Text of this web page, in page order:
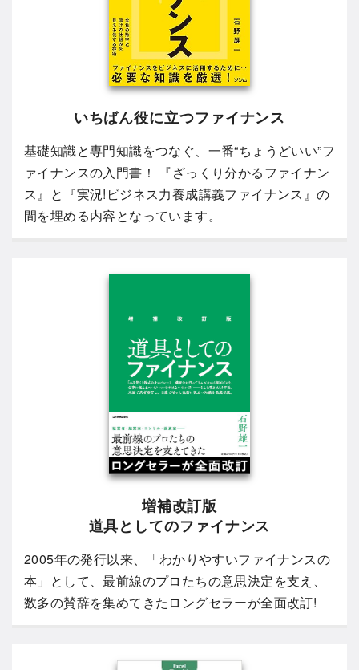
いちばん役に立つファイナンス
基礎知識と専門知識をつなぐ、一番“ちょうどいい”フ
ァイナンスの入門書！ 『ざっくり分かるファイナン
ス』と『実況!ビジネス力養成講義ファイナンス』の
間を埋める内容となっています。
増補改訂版
道具としてのファイナンス
2005年の発行以来、「わかりやすいファイナンスの
本」として、最前線のプロたちの意思決定を支え、
数多の賛辞を集めてきたロングセラーが全面改訂!